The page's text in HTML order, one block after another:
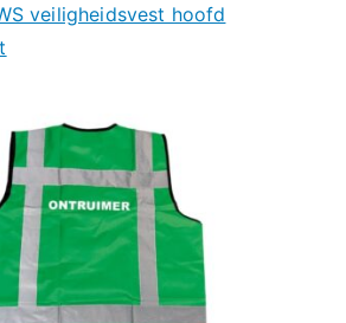
veiligheidsvest hoofd